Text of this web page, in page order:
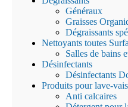
Généraux
Graisses
Dégraissants
Nettoyants toutes
Salles de bains
Désinfectants
Désinfectants
Produits pour lave-
Anti calcaires